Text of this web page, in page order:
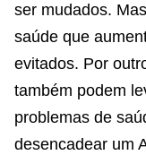
ser mudados.
saúde que
evitados. Por
também podem
problemas de
desencadear um